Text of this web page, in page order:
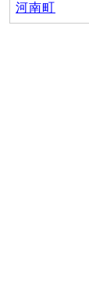
河南町